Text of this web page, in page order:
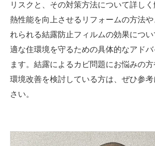
リスクと、その対策方法について詳し
熱性能を向上させるリフォームの方法
れられる結露防止フィルムの効果につ
適な住環境を守るための具体的なアド
ます。結露によるカビ問題にお悩みの
環境改善を検討している方は、ぜひ参
さい。